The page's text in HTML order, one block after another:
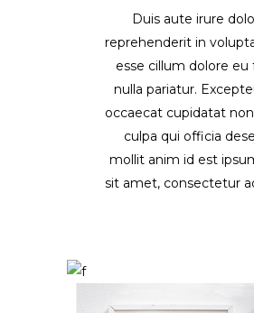
Duis aute irure
reprehenderit in
esse cillum dolore eu
nulla pariatur.
occaecat cupidatat
culpa qui officia
mollit anim id est
sit amet, consectetur